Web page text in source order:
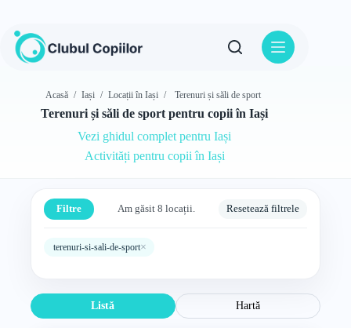
conținut
Acasă / Iași / Locații în Iași / Terenuri și săli de sport
Terenuri și săli de sport pentru copii în Iași
Vezi ghidul complet pentru Iași
Activități pentru copii în Iași
Filtre Am găsit 8 locații. Resetează filtrele
terenuri-si-sali-de-sport×
Listă Hartă